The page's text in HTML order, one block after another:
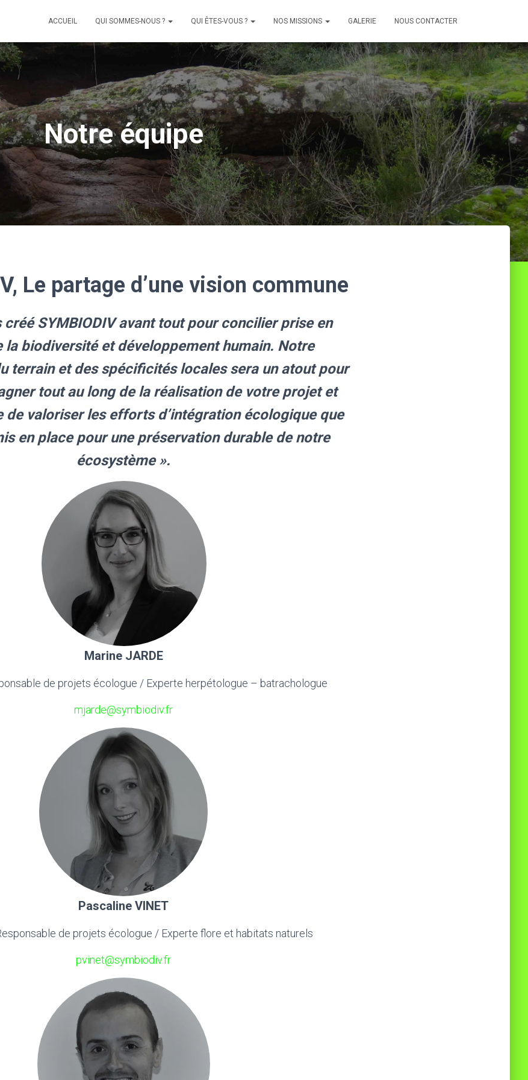
ACCUEIL QUI SOMMES-NOUS ? QUI ÊTES-VOUS ? NOS MISSIONS GALERIE NOUS CONTACTER
Notre équipe
Le partage d’une vision commune
créé SYMBIODIV avant tout pour concilier prise en
la biodiversité et développement humain. Notre
terrain et des spécificités locales sera un atout pour
tout au long de la réalisation de votre projet et
de valoriser les efforts d’intégration écologique que
en place pour une préservation durable de notre
écosystème ».
Marine JARDE
de projets écologue / Experte herpétologue – batrachologue
mjarde@symbiodiv.fr
Pascaline VINET
de projets écologue / Experte flore et habitats naturels
pvinet@symbiodiv.fr